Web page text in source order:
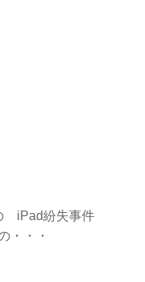
iPad紛失事件
・・・